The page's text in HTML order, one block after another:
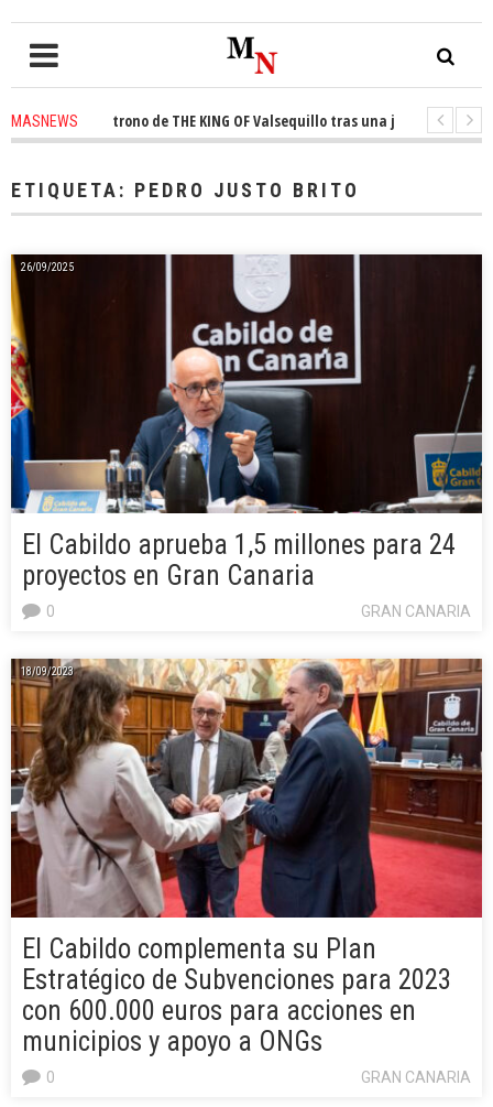
MASNEWSel trono de THE KING OF Valsequillo tras una jornada de
ETIQUETA: PEDRO JUSTO BRITO
26/09/2025
El Cabildo aprueba 1,5 millones para 24
proyectos en Gran Canaria
GRAN CANARIA
0
18/09/2023
El Cabildo complementa su Plan
Estratégico de Subvenciones para 2023
con 600.000 euros para acciones en
municipios y apoyo a ONGs
GRAN CANARIA
0